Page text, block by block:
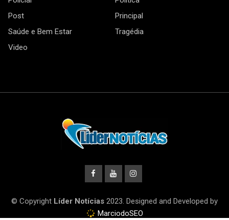
Post
Principal
Saúde e Bem Estar
Tragédia
Video
© Copyright Líder Notícias 2023. Designed and Developed by
MarciodoSEO